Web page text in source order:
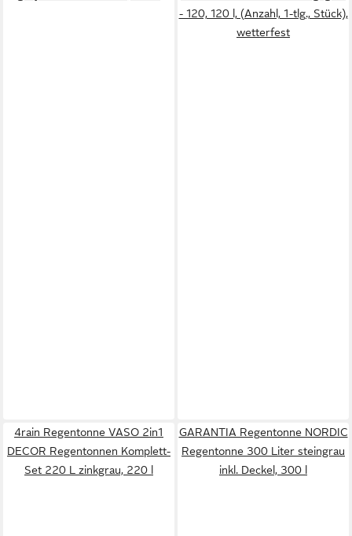
- 120, 120 l, (Anzahl, 1-tlg., Stück),
wetterfest
4rain Regentonne VASO 2in1
DECOR Regentonnen Komplett-
Set 220 L zinkgrau, 220 l
GARANTIA Regentonne NORDIC
Regentonne 300 Liter steingrau
inkl. Deckel, 300 l